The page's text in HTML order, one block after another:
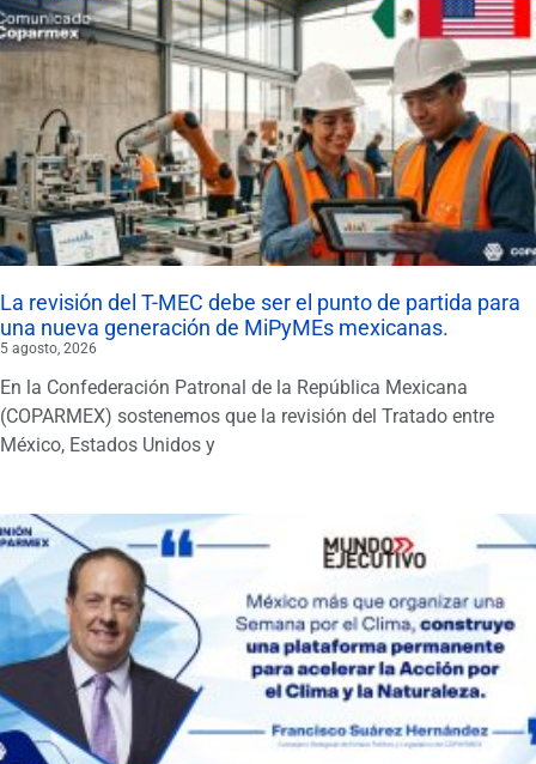
La revisión del T-MEC debe ser el punto de partida para
una nueva generación de MiPyMEs mexicanas.
5 agosto, 2026
En la Confederación Patronal de la República Mexicana
(COPARMEX) sostenemos que la revisión del Tratado entre
México, Estados Unidos y